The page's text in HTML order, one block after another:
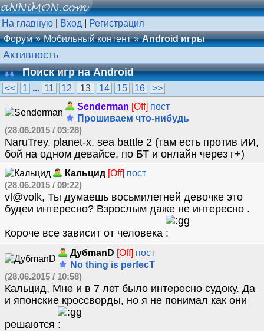
На главную Вход
Регистрация
Форум
Мобильный контент Android игры
Активность
Поиск игр на Android
<< 1 ... 11 12 13 14 15 16
>>
Senderman [Off] пост
Прошиваем что-нибудь
(28.06.2015 / 03:28)
NaruTrey, planet-x, sea battle 2 (там есть против ИИ,
бой на одном девайсе, по БТ и онлайн через г+)
Кальцид [Off] пост
(28.06.2015 / 09:22)
vl@volk, Ты думаешь восьмилетней девочке это
будеи интересно? Взрослым даже не интересно .
Короче все зависит от человека
ДубmanD [Off] пост
No thing is perfecT
(28.06.2015 / 10:58)
Кальцид, Мне и в 7 лет было интересно судоку. Да
и японские кроссворды, но я не понимал как они
решаются